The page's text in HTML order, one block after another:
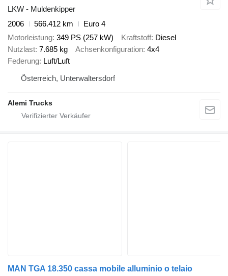
LKW - Muldenkipper
2006
566.412 km
Euro 4
Motorleistung 349 PS (257 kW) Kraftstoff Diesel
Nutzlast 7.685 kg Achsenkonfiguration 4x4
Federung Luft/Luft
Österreich, Unterwaltersdorf
Alemi Trucks
MAN TGA 18.350 cassa mobile alluminio o telaio